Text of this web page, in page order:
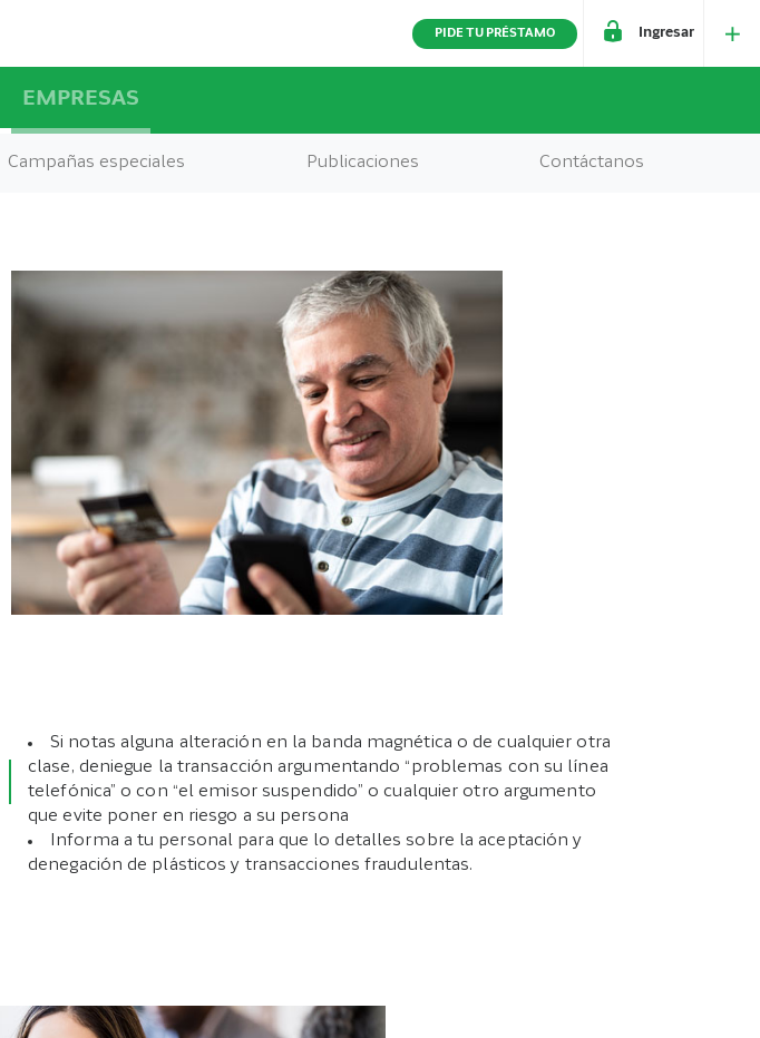
PIDE TU PRÉSTAMO Ingresar
EMPRESAS
Campañas especiales Publicaciones Contáctanos
Si notas alguna alteración en la banda magnética o de cualquier otra
clase, deniegue la transacción argumentando “problemas con su línea
telefónica” o con “el emisor suspendido” o cualquier otro argumento
que evite poner en riesgo a su persona
Informa a tu personal para que lo detalles sobre la aceptación y
denegación de plásticos y transacciones fraudulentas.